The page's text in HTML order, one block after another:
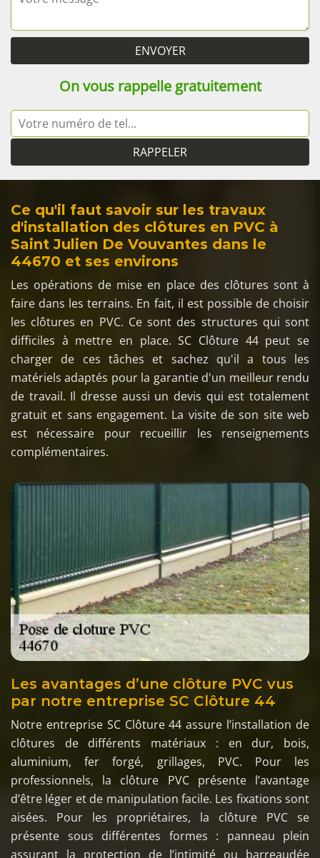
On vous rappelle gratuitement
Ce qu'il faut savoir sur les travaux
d'installation des clôtures en PVC à
Saint Julien De Vouvantes dans le
44670 et ses environs
Les opérations de mise en place des clôtures sont à
faire dans les terrains. En fait, il est possible de choisir
les clôtures en PVC. Ce sont des structures qui sont
difficiles à mettre en place. SC Clôture 44 peut se
charger de ces tâches et sachez qu'il a tous les
matériels adaptés pour la garantie d'un meilleur rendu
de travail. Il dresse aussi un devis qui est totalement
gratuit et sans engagement. La visite de son site web
est nécessaire pour recueillir les renseignements
complémentaires.
Les avantages d’une clôture PVC vus
par notre entreprise SC Clôture 44
Notre entreprise SC Clôture 44 assure l’installation de
clôtures de différents matériaux : en dur, bois,
aluminium, fer forgé, grillages, PVC. Pour les
professionnels, la clôture PVC présente l’avantage
d’être léger et de manipulation facile. Les fixations sont
aisées. Pour les propriétaires, la clôture PVC se
présente sous différentes formes : panneau plein
assurant la protection de l’intimité ou barreaudée